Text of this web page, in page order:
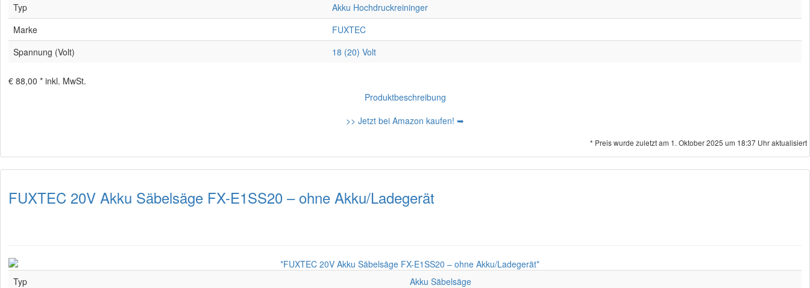
Typ
Akku Hochdruckreininger
Marke
FUXTEC
Spannung (Volt)
18 (20) Volt
€ 88,00 * inkl. MwSt.
Produktbeschreibung
>> Jetzt bei Amazon kaufen! ➥
* Preis wurde zuletzt am 1. Oktober 2025 um 18:37 Uhr aktualisiert
FUXTEC 20V Akku Säbelsäge FX-E1SS20 – ohne Akku/Ladegerät
Typ
Akku Säbelsäge